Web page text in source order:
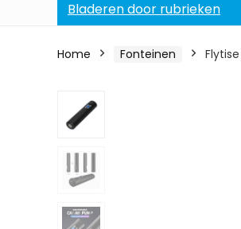
Bladeren door rubrieken
Home Fonteinen